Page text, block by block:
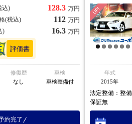
ンＥＴＣ レザーシート ク
ト 両席パワーシート／シ
込) 128.3 万円
(税込) 112 万円
) 16.3 万円
修復歴
なし
車検
車検整備付
約完了
Ｂ／ＡＵＸ／
ー バックカ
ー
年式
2015年
法定整備：整
保証無